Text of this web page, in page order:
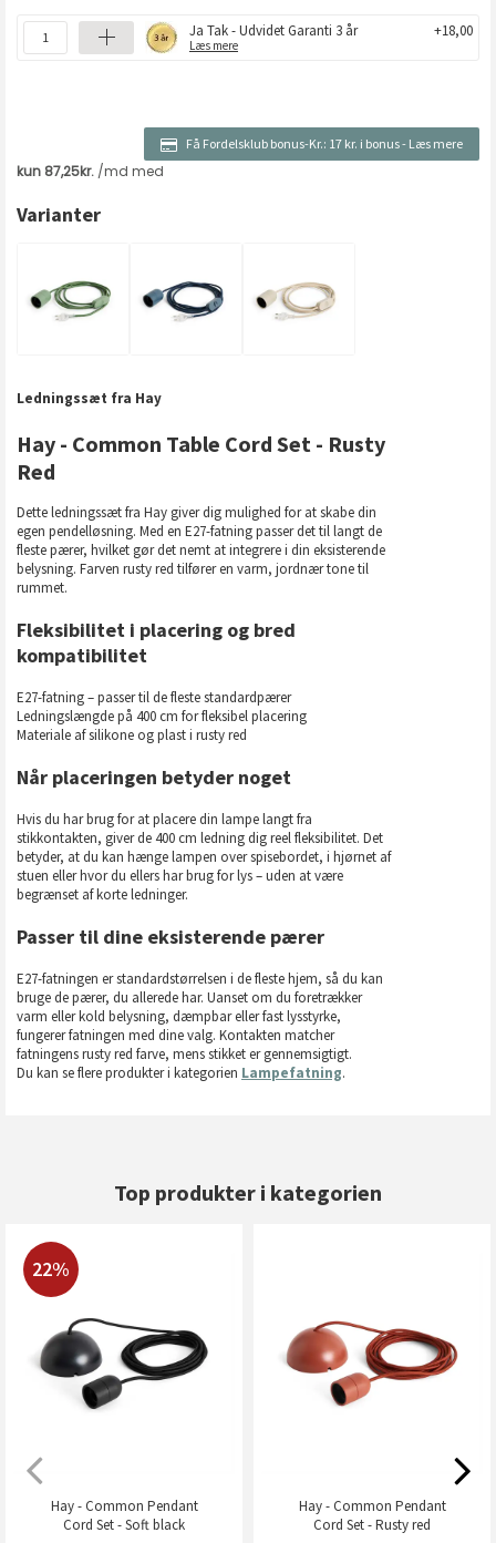
Ja Tak - Udvidet Garanti 3 år
Læs mere
+18,00
Få Fordelsklub bonus-Kr.: 17 kr. i bonus- Læs mere
Varianter
Ledningssæt fra Hay
Hay - Common Table Cord Set - Rusty
Red
Dette ledningssæt fra Hay giver dig mulighed for at skabe din
egen pendelløsning. Med en E27-fatning passer det til langt de
fleste pærer, hvilket gør det nemt at integrere i din eksisterende
belysning. Farven rusty red tilfører en varm, jordnær tone til
rummet.
Fleksibilitet i placering og bred
kompatibilitet
E27-fatning – passer til de fleste standardpærer
Ledningslængde på 400 cm for fleksibel placering
Materiale af silikone og plast i rusty red
Når placeringen betyder noget
Hvis du har brug for at placere din lampe langt fra
stikkontakten, giver de 400 cm ledning dig reel fleksibilitet. Det
betyder, at du kan hænge lampen over spisebordet, i hjørnet af
stuen eller hvor du ellers har brug for lys – uden at være
begrænset af korte ledninger.
Passer til dine eksisterende pærer
E27-fatningen er standardstørrelsen i de fleste hjem, så du kan
bruge de pærer, du allerede har. Uanset om du foretrækker
varm eller kold belysning, dæmpbar eller fast lysstyrke,
fungerer fatningen med dine valg. Kontakten matcher
fatningens rusty red farve, mens stikket er gennemsigtigt.
Du kan se flere produkter i kategorien Lampefatning.
Top produkter i kategorien
22%
Hay - Common Pendant
Cord Set - Soft black
Hay - Common Pendant
Cord Set - Rusty red